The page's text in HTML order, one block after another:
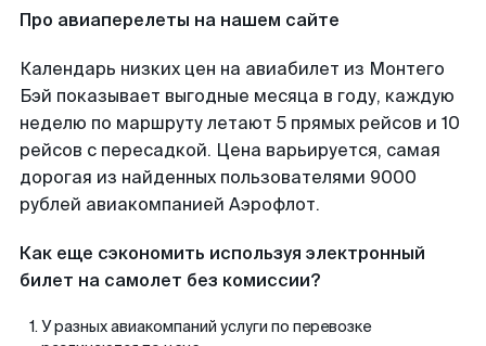
Про авиаперелеты на нашем сайте
Календарь низких цен на авиабилет из Монтего
Бэй показывает выгодные месяца в году, каждую
неделю по маршруту летают 5 прямых рейсов и 10
рейсов с пересадкой. Цена варьируется, самая
дорогая из найденных пользователями 9000
рублей авиакомпанией Аэрофлот.
Как еще сэкономить используя электронный
билет на самолет без комиссии?
У разных авиакомпаний услуги по перевозке